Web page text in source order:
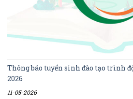
Thông báo tuyển sinh đào tạo trình
2026
11-05-2026